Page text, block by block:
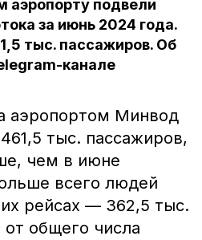
аэропорту подвели
за июнь 2024 года.
тыс. пассажиров. Об
канале
аэропортом Минвод
тыс. пассажиров,
чем в июне
всего людей
рейсах — 362,5 тыс.
общего числа